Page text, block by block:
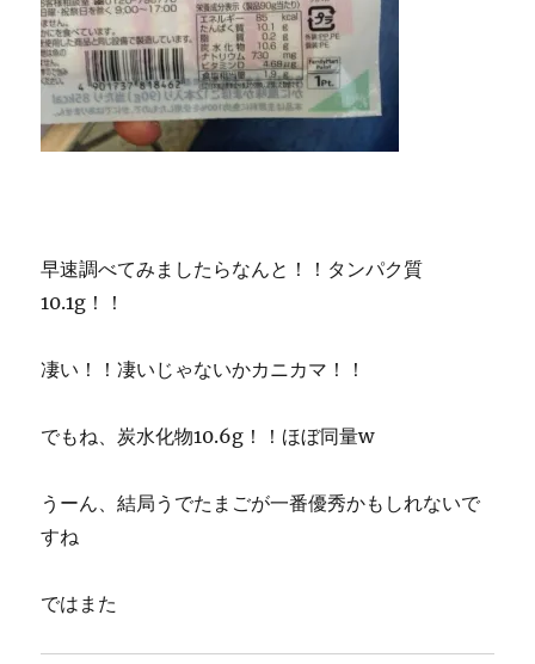
早速調べてみましたらなんと！！タンパク質
10.1g！！
凄い！！凄いじゃないかカニカマ！！
でもね、炭水化物10.6g！！ほぼ同量w
うーん、結局うでたまごが一番優秀かもしれないで
すね
ではまた